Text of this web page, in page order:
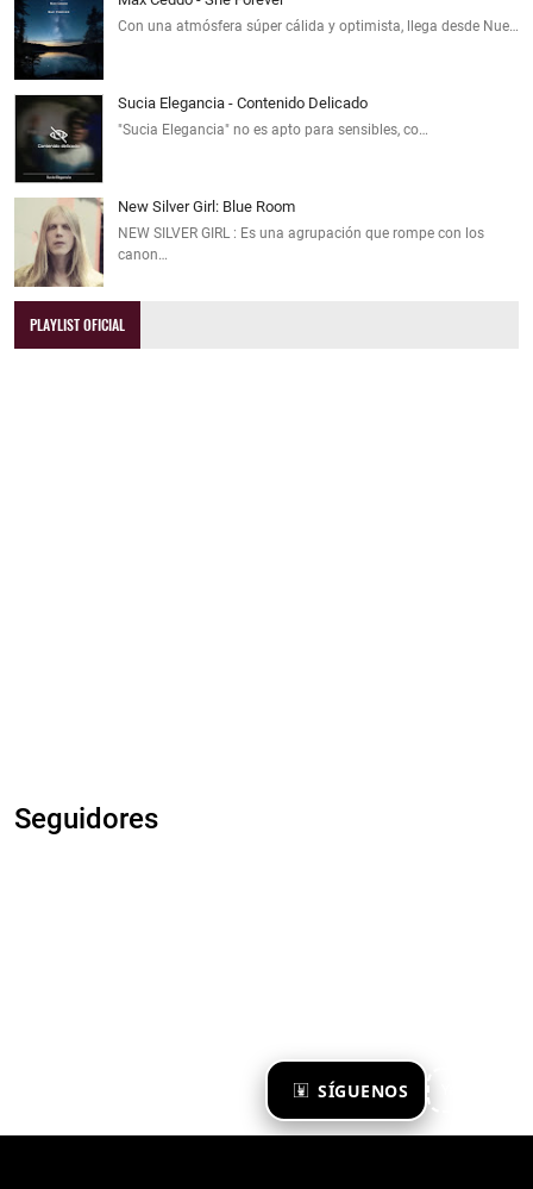
SÍGUENOS
Con una atmósfera súper cálida y optimista, llega desde Nue…
Sucia Elegancia - Contenido Delicado
"Sucia Elegancia" no es apto para sensibles, co…
New Silver Girl: Blue Room
NEW SILVER GIRL : Es una agrupación que rompe con los
canon…
PLAYLIST OFICIAL
Seguidores